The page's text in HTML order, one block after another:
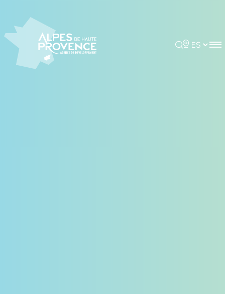
Rechercher
Choisir la